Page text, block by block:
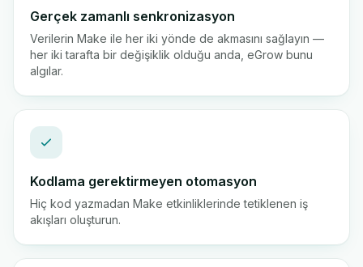
Gerçek zamanlı senkronizasyon
Verilerin Make ile her iki yönde de akmasını sağlayın —
her iki tarafta bir değişiklik olduğu anda, eGrow bunu
algılar.
Kodlama gerektirmeyen otomasyon
Hiç kod yazmadan Make etkinliklerinde tetiklenen iş
akışları oluşturun.